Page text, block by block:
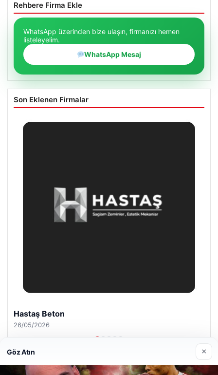
Rehbere Firma Ekle
WhatsApp üzerinden bize ulaşın, firmanızı hemen
listeleyelim.
WhatsApp Mesaj
Son Eklenen Firmalar
Enes Kaplan Avukatlık Bürosu
28/04/2026
Göz Atın ×